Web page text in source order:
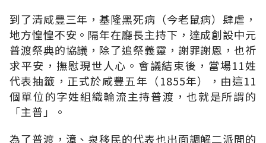
到了清咸豐三年，基隆黑死病（今老鼠病）肆虐，
地方惶惶不安。隔年在廳長主持下，達成創設中元
普渡祭典的協議，除了追祭義靈，謝罪謝恩，也祈
求平安，撫慰現世人心。會議結束後，當場11姓
代表抽籤，正式於咸豐五年（1855年），由這11
個單位的字姓組織輪流主持普渡，也就是所謂的
「主普」。
為了普渡，漳、泉移民的代表也出面調解二派間的